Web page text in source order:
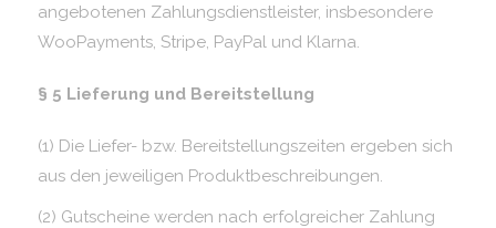
angebotenen Zahlungsdienstleister, insbesondere
WooPayments, Stripe, PayPal und Klarna.
§ 5 Lieferung und Bereitstellung
(1) Die Liefer- bzw. Bereitstellungszeiten ergeben sich
aus den jeweiligen Produktbeschreibungen.
(2) Gutscheine werden nach erfolgreicher Zahlung